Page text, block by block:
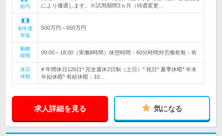
給与
により優遇します。※試用期間3ヵ月（待遇変更…
初年度
年収
500万円～650万円
勤務
時間
09:00～18:00（実働8時間）休憩時間：60分時間外労働有無：有
休日
休暇
# 年間休日126日* 完全週休2日制（土日）* 祝日* 夏季休暇* 年末
年始休暇* 有給休暇：10…
求人詳細を見る 気になる